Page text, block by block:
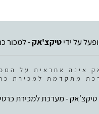
על ידיטיקצ'אק- למכור
אינה אחראית על
מתקדמת למכירת
טיקצ'אק - מערכת למכירת